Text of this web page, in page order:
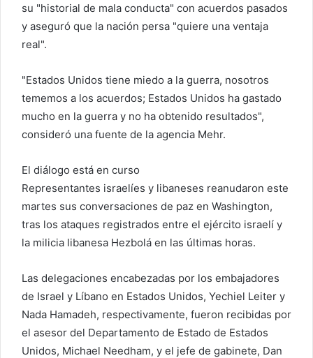
su "historial de mala conducta" con acuerdos pasados ​​
y aseguró que la nación persa "quiere una ventaja
real".
"Estados Unidos tiene miedo a la guerra, nosotros
tememos a los acuerdos; Estados Unidos ha gastado
mucho en la guerra y no ha obtenido resultados",
consideró una fuente de la agencia Mehr.
El diálogo está en curso
Representantes israelíes y libaneses reanudaron este
martes sus conversaciones de paz en Washington,
tras los ataques registrados entre el ejército israelí y
la milicia libanesa Hezbolá en las últimas horas.
Las delegaciones encabezadas por los embajadores
de Israel y Líbano en Estados Unidos, Yechiel Leiter y
Nada Hamadeh, respectivamente, fueron recibidas por
el asesor del Departamento de Estado de Estados
Unidos, Michael Needham, y el jefe de gabinete, Dan